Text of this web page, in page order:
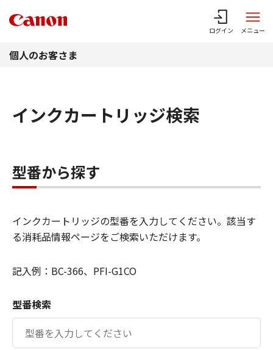
ログイン メニュー
個人のお客さま
インクカートリッジ検索
型番から探す
インクカートリッジの型番を入力してください。該当す
る消耗品情報ページをご検索いただけます。
記入例：BC-366、PFI-G1CO
型番検索